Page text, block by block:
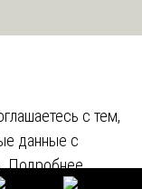
с тем,
данные с
Подробнее